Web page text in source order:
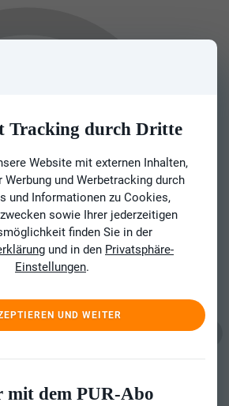
Tracking durch Dritte
Website mit externen Inhalten,
und Werbetracking durch
und Informationen zu Cookies,
sowie Ihrer jederzeitigen
finden Sie in der
und in den Privatsphäre-
Einstellungen.
UND WEITER
mit dem PUR-Abo